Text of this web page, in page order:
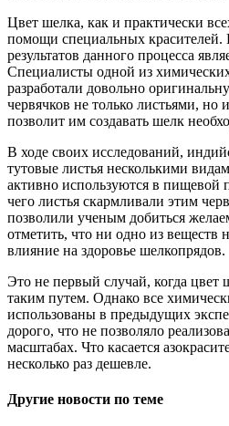
Цвет шелка, как и практически
помощи специальных красителей.
результатов данного процесса
Специалисты одной из
разработали довольно
червячков не только листьями, но
позволит им создавать шелк
В ходе своих исследований,
тутовые листья несколькими
активно используются в
чего листья скармливали этим
позволили ученым добиться
отметить, что ни одно из веществ
влияние на здоровье шелкопрядов.
Это не первый случай, когда цвет
таким путем. Однако все
использованы в предыдущих
дорого, что не позволяло
масштабах. Что касается
несколько раз дешевле.
Другие новости по теме